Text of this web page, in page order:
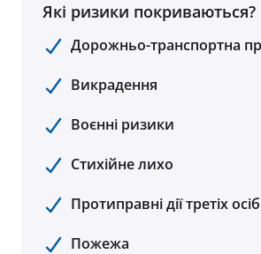
Які ризики покриваються?
Дорожньо-транспортна
Викрадення
Воєнні ризики
Стихійне лихо
Протиправні дії третіх осіб
Пожежа